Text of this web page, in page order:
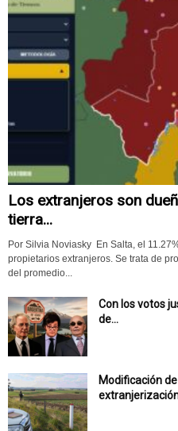
Los extranjeros son
tierra...
Por Silvia Noviasky En Salta, el
propietarios extranjeros. Se trata de
del promedio...
Con los votos
de...
Modificación